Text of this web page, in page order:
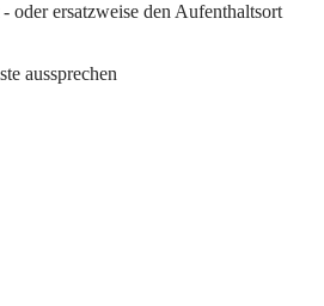
oder ersatzweise den Aufenthaltsort
aussprechen